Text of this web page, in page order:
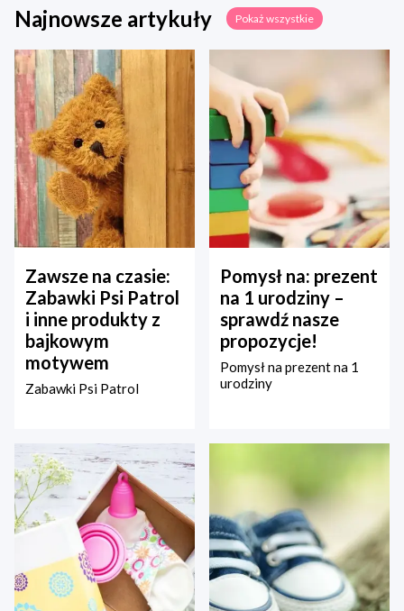
Najnowsze artykuły Pokaż wszystkie
Zawsze na czasie:
Zabawki Psi Patrol
i inne produkty z
bajkowym
motywem
Zabawki Psi Patrol
Pomysł na: prezent
na 1 urodziny –
sprawdź nasze
propozycje!
Pomysł na prezent na 1
urodziny